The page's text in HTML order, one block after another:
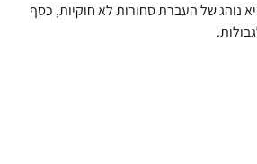
נוהג של העברת סחורות לא חוקיות, כסף